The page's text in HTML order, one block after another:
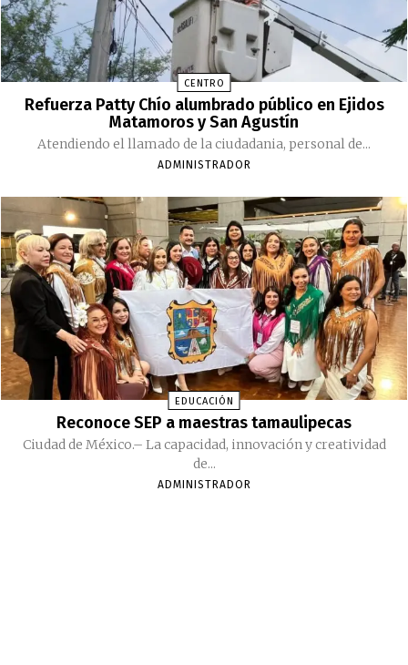
CENTRO
Refuerza Patty Chío alumbrado público en Ejidos
Matamoros y San Agustín
Atendiendo el llamado de la ciudadania, personal de...
ADMINISTRADOR
EDUCACIÓN
Reconoce SEP a maestras tamaulipecas
Ciudad de México.– La capacidad, innovación y creatividad
de...
ADMINISTRADOR